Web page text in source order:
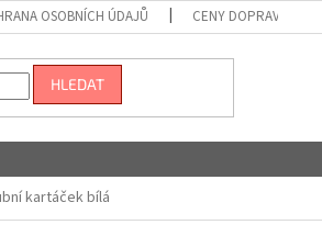
OSOBNÍCH ÚDAJŮ CENY DOPRAVY
HLEDAT
kartáček bílá